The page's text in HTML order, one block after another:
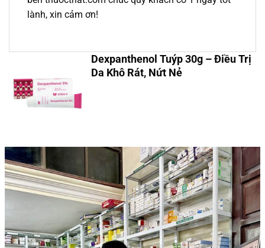
lành, xin cảm ơn!
Dexpanthenol Tuýp 30g – Điều Trị
Da Khô Rát, Nứt Nẻ